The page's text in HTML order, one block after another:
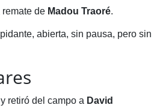
de Madou Traoré.
abierta, sin pausa, pero sin
retiró del campo a David